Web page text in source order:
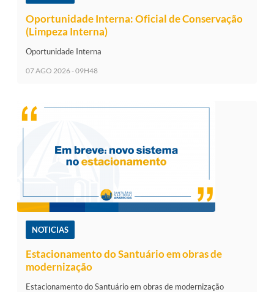
Oportunidade Interna: Oficial de Conservação
(Limpeza Interna)
Oportunidade Interna
07 AGO 2026 - 09H48
NOTICIAS
Estacionamento do Santuário em obras de
modernização
Estacionamento do Santuário em obras de modernização